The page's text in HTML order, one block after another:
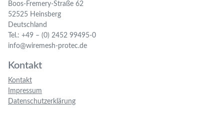
Boos-Fremery-Straße 62
52525 Heinsberg
Deutschland
Tel.: +49 – (0) 2452 99495-0
info@wiremesh-protec.de
Kontakt
Kontakt
Impressum
Datenschutzerklärung